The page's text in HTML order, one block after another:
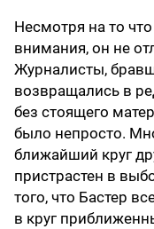
Несмотря на то
внимания, он не
Журналисты,
возвращались в
без стоящего
было непросто.
ближайший круг
пристрастен в
того, что Бастер
в круг